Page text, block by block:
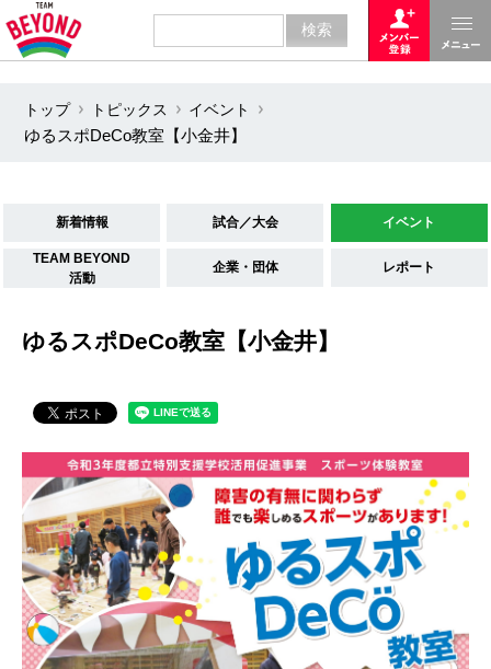
トップ トピックス
イベント
ゆるスポDeCo教室【小金井】
新着情報 試合／大会 イベント
TEAM BEYOND
活動
企業・団体 レポート
ゆるスポDeCo教室【小金井】